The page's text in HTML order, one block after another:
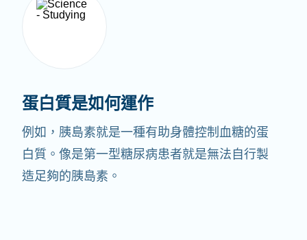
蛋白質是如何運作
例如，胰島素就是一種有助身體控制血糖的蛋
白質。像是第一型糖尿病患者就是無法自行製
造足夠的胰島素。